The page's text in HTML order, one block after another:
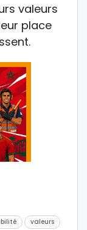
valeurs
place
valeurs